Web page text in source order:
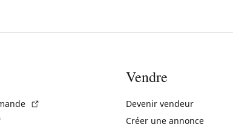
Vendre
Devenir vendeur
Créer une annonce